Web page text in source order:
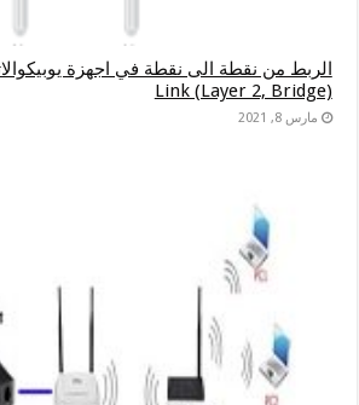
Link (Layer 2, Bridge)
مارس 8, 2021